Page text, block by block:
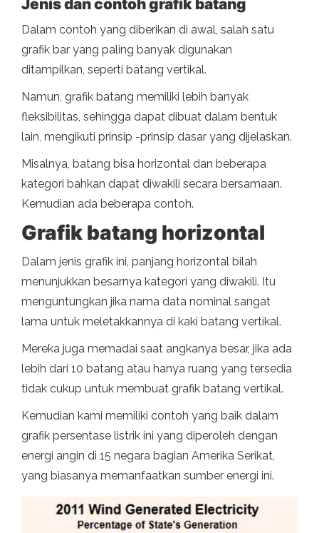
Jenis dan contoh grafik batang
Dalam contoh yang diberikan di awal, salah satu
grafik bar yang paling banyak digunakan
ditampilkan, seperti batang vertikal.
Namun, grafik batang memiliki lebih banyak
fleksibilitas, sehingga dapat dibuat dalam bentuk
lain, mengikuti prinsip -prinsip dasar yang dijelaskan.
Misalnya, batang bisa horizontal dan beberapa
kategori bahkan dapat diwakili secara bersamaan.
Kemudian ada beberapa contoh.
Grafik batang horizontal
Dalam jenis grafik ini, panjang horizontal bilah
menunjukkan besarnya kategori yang diwakili. Itu
menguntungkan jika nama data nominal sangat
lama untuk meletakkannya di kaki batang vertikal.
Mereka juga memadai saat angkanya besar, jika ada
lebih dari 10 batang atau hanya ruang yang tersedia
tidak cukup untuk membuat grafik batang vertikal.
Kemudian kami memiliki contoh yang baik dalam
grafik persentase listrik ini yang diperoleh dengan
energi angin di 15 negara bagian Amerika Serikat,
yang biasanya memanfaatkan sumber energi ini.